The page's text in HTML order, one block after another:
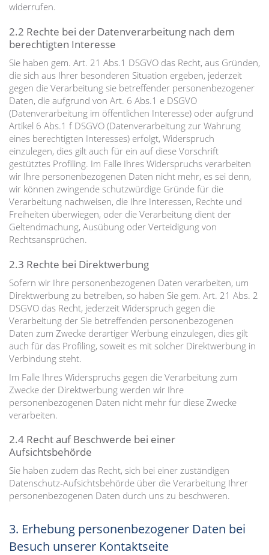
widerrufen.
2.2 Rechte bei der Datenverarbeitung nach dem
berechtigten Interesse
Sie haben gem. Art. 21 Abs.1 DSGVO das Recht, aus Gründen,
die sich aus Ihrer besonderen Situation ergeben, jederzeit
gegen die Verarbeitung sie betreffender personenbezogener
Daten, die aufgrund von Art. 6 Abs.1 e DSGVO
(Datenverarbeitung im öffentlichen Interesse) oder aufgrund
Artikel 6 Abs.1 f DSGVO (Datenverarbeitung zur Wahrung
eines berechtigten Interesses) erfolgt, Widerspruch
einzulegen, dies gilt auch für ein auf diese Vorschrift
gestütztes Profiling. Im Falle Ihres Widerspruchs verarbeiten
wir Ihre personenbezogenen Daten nicht mehr, es sei denn,
wir können zwingende schutzwürdige Gründe für die
Verarbeitung nachweisen, die Ihre Interessen, Rechte und
Freiheiten überwiegen, oder die Verarbeitung dient der
Geltendmachung, Ausübung oder Verteidigung von
Rechtsansprüchen.
2.3 Rechte bei Direktwerbung
Sofern wir Ihre personenbezogenen Daten verarbeiten, um
Direktwerbung zu betreiben, so haben Sie gem. Art. 21 Abs. 2
DSGVO das Recht, jederzeit Widerspruch gegen die
Verarbeitung der Sie betreffenden personenbezogenen
Daten zum Zwecke derartiger Werbung einzulegen, dies gilt
auch für das Profiling, soweit es mit solcher Direktwerbung in
Verbindung steht.
Im Falle Ihres Widerspruchs gegen die Verarbeitung zum
Zwecke der Direktwerbung werden wir Ihre
personenbezogenen Daten nicht mehr für diese Zwecke
verarbeiten.
2.4 Recht auf Beschwerde bei einer
Aufsichtsbehörde
Sie haben zudem das Recht, sich bei einer zuständigen
Datenschutz-Aufsichtsbehörde über die Verarbeitung Ihrer
personenbezogenen Daten durch uns zu beschweren.
3. Erhebung personenbezogener Daten bei
Besuch unserer Kontaktseite